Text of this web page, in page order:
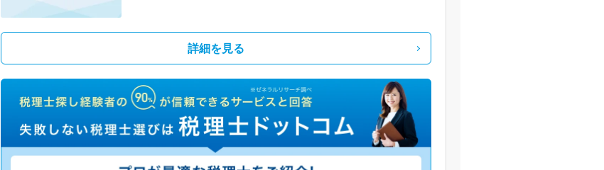
詳細を見る